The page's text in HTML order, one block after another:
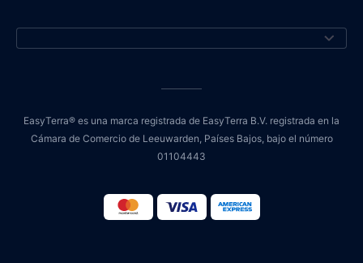
EasyTerra® es una marca registrada de EasyTerra B.V. registrada en la
Cámara de Comercio de Leeuwarden, Países Bajos, bajo el número
01104443